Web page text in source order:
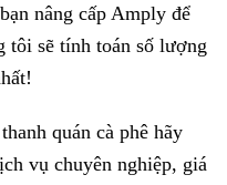
nâng cấp Amply để
sẽ tính toán số lượng
quán cà phê hãy
vụ chuyên nghiệp, giá